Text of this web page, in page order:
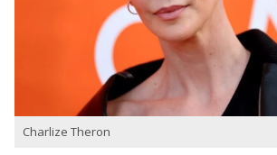
Charlize Theron